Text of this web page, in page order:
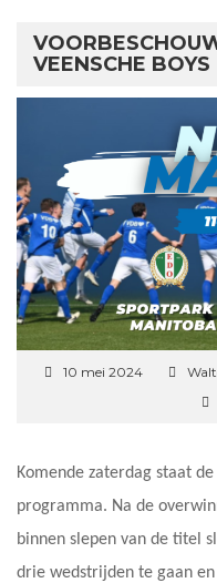
VEENSCHE BOYS
10 mei 2024
Komende zaterdag staat
programma. Na de
binnen slepen van de titel
drie wedstrijden te gaan